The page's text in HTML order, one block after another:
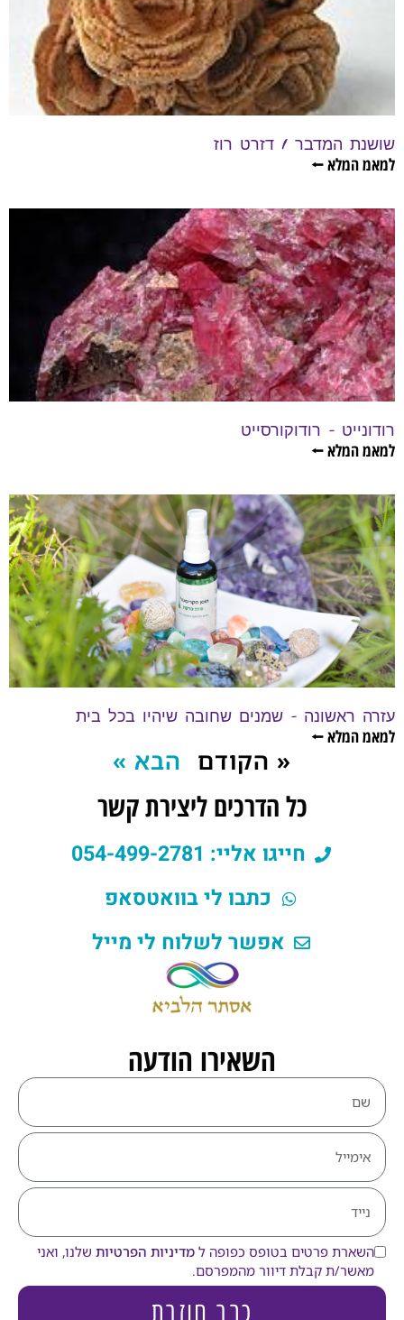
שושנת המדבר / דזרט רוז
למאמ המלא ⭠
רודונייט – רודוקורסייט
למאמ המלא ⭠
עזרה ראשונה – שמנים שחובה שיהיו בכל בית
למאמ המלא ⭠
« הקודם הבא »
כל הדרכים ליצירת קשר
חייגו אליי: 054-499-2781
כתבו לי בוואטסאפ
אפשר לשלוח לי מייל
השאירו הודעה
השארת פרטים בטופס כפופה ל מדיניות הפרטיות שלנו, ואני
מאשר/ת קבלת דיוור מהמפרסם.
כבר חוזרת